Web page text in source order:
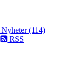
Nyheter (114)
RSS